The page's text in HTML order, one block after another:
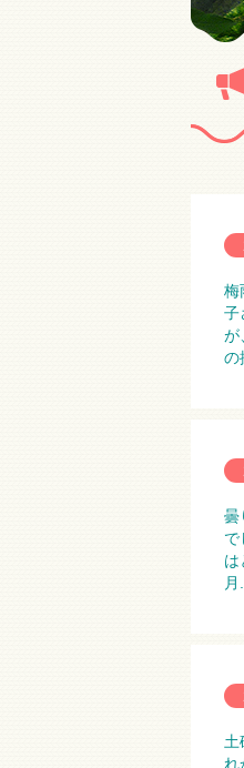
梅
子
が
の
曇
で
は
月...
土
れ